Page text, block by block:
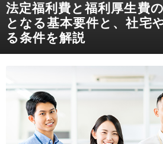
法定福利費と福利厚生費
となる基本要件と、社宅
る条件を解説